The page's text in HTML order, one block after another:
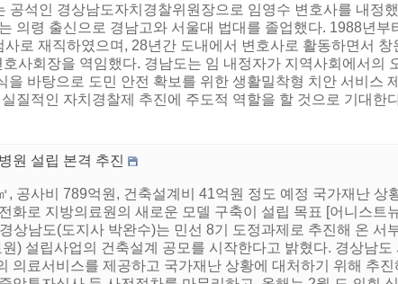
공석인 경상남도자치경찰위원장으로 임영수 변호사를 내정
의령 출신으로 경남고와 서울대 법대를 졸업했다. 1988년부
로 재직하였으며, 28년간 도내에서 변호사로 활동하면서 창
사회장을 역임했다. 경남도는 임 내정자가 지역사회에서의
을 바탕으로 도민 안전 확보를 위한 생활밀착형 치안 서비스
질적인 자치경찰제 추진에 주도적 역할을 할 것으로 기대한
원 설립 본격 추진
, 공사비 789억원, 건축설계비 41억원 정도 예정 국가재난 상
화로 지방의료원의 새로운 모델 구축이 설립 목표 [어니스트
상남도(도지사 박완수)는 민선 8기 도정과제로 추진해 온 서
) 설립사업의 건축설계 공모를 시작한다고 밝혔다. 경상남도
의료서비스를 제공하고 국가재난 상황에 대처하기 위해 추진